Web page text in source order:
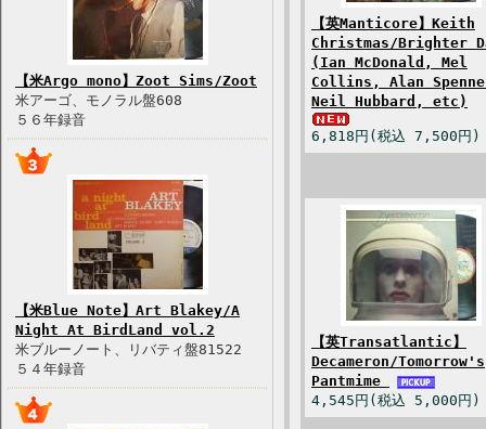
【米Argo mono】Zoot Sims/Zoot
米アーゴ、モノラル盤608
５６年録音
【米Blue Note】Art Blakey/A
Night At BirdLand vol.2
米ブルーノート、リバティ盤81522
５４年録音
【英Manticore】Keith
Christmas/Brighter
(Ian McDonald, Mel
Collins, Alan
Neil Hubbard, etc)
6,818円(税込 7,500円)
【英Transatlantic】
Decameron/Tomorrow's
Pantmime
4,545円(税込 5,000円)